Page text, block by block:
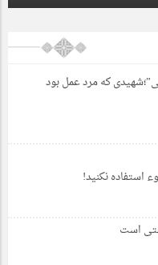
که مرد عمل بود
استفاده نکنید!
است